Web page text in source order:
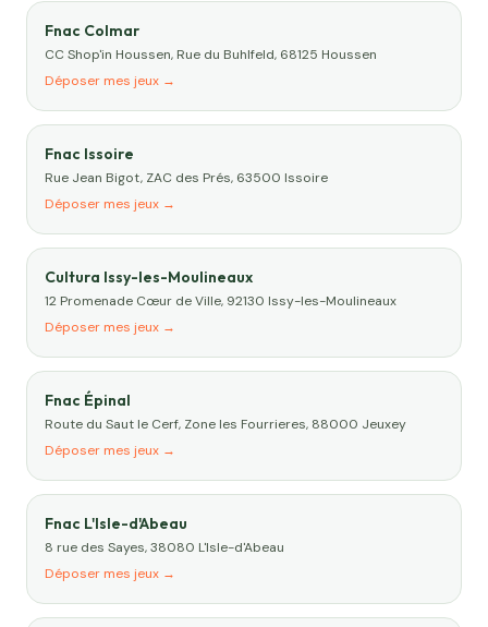
Fnac Colmar
CC Shop'in Houssen, Rue du Buhlfeld, 68125 Houssen
Déposer mes jeux →
Fnac Issoire
Rue Jean Bigot, ZAC des Prés, 63500 Issoire
Déposer mes jeux →
Cultura Issy-les-Moulineaux
12 Promenade Cœur de Ville, 92130 Issy-les-Moulineaux
Déposer mes jeux →
Fnac Épinal
Route du Saut le Cerf, Zone les Fourrieres, 88000 Jeuxey
Déposer mes jeux →
Fnac L'Isle-d'Abeau
8 rue des Sayes, 38080 L'Isle-d'Abeau
Déposer mes jeux →